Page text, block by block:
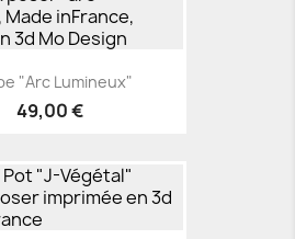
"Arc Lumineux"
49,00 €